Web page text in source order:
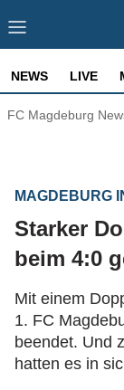
NEWS LIVE
FC Magdeburg
MAGDEBURG
Starker
beim 4:0
Mit einem
1. FC
beendet. Und
hatten es in